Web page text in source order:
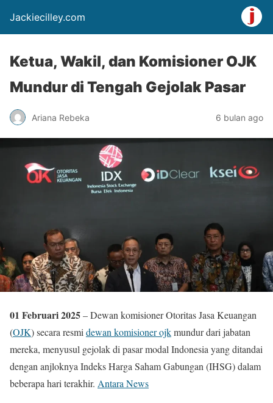
Jackiecilley.com
Ketua, Wakil, dan Komisioner OJK
Mundur di Tengah Gejolak Pasar
Ariana Rebeka 6 bulan ago
01 Februari 2025– Dewan komisioner Otoritas Jasa Keuangan
(OJK) secara resmi dewan komisioner ojkmundur dari jabatan
mereka, menyusul gejolak di pasar modal Indonesia yang ditandai
dengan anjloknya Indeks Harga Saham Gabungan (IHSG) dalam
beberapa hari terakhir. Antara News